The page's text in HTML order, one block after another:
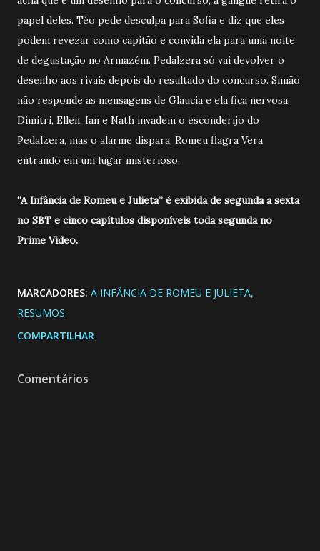
papel deles. Téo pede desculpa para Sofia e diz que eles
podem revezar como capitão e convida ela para uma noite
de degustação no Armazém. Pedalzera só vai devolver o
desenho aos rivais depois do resultado do concurso. Simão
não responde as mensagens de Glaucia e ela fica nervosa.
Dimitri, Ellen, Ian e Nath invadem o esconderijo do
Pedalzera, mas o alarme dispara. Romeu flagra Vera
entrando em um lugar misterioso.
“A Infância de Romeu e Julieta” é exibida de segunda a sexta
no SBT e cinco capítulos disponíveis toda segunda no
Prime Video.
MARCADORES: A INFÂNCIA DE ROMEU E JULIETA
RESUMOS
COMPARTILHAR
Comentários